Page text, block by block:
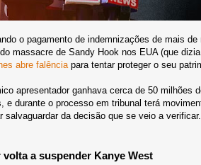
o pagamento de indemnizações de mais
massacre de Sandy Hook nos EUA (que
abre falência para tentar proteger o seu
apresentador ganhava cerca de 50 milhões
e durante o processo em tribunal terá
salvaguardar da decisão que se veio a verificar.
volta a suspender Kanye West